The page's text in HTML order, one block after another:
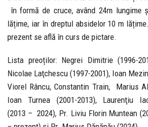
în formă de cruce, având 24m lungime
lățime, iar în dreptul absidelor 10 m
prezent se află în curs de pictare.
Lista preoților: Negrei Dimitrie (1996-
Nicolae Laţchescu (1997-2001), Ioan
Viorel Râncu, Constantin Train, Marius
Ioan Turnea (2001-2013), Laurenţiu
(2013 – 2024), Pr. Liviu Florin Muntean